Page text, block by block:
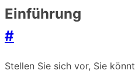
Einführung
#
Stellen Sie sich vor, Sie